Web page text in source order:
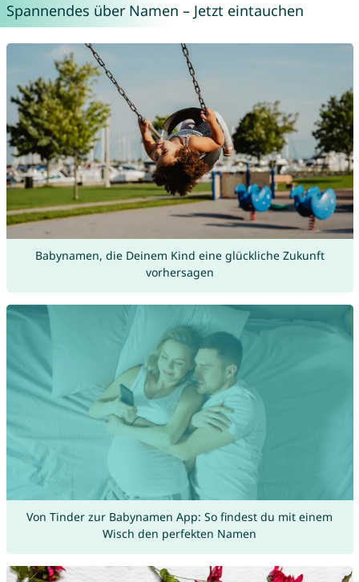
Spannendes über Namen – Jetzt eintauchen
Babynamen, die Deinem Kind eine glückliche Zukunft
vorhersagen
Von Tinder zur Babynamen App: So findest du mit einem
Wisch den perfekten Namen